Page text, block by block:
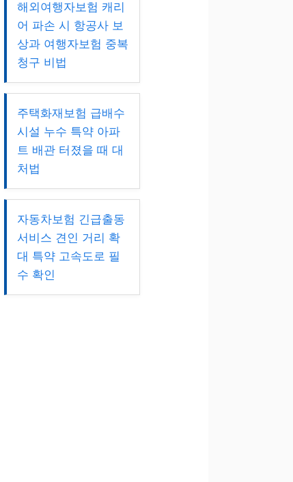
해외여행자보험 캐리
어 파손 시 항공사 보
상과 여행자보험 중복
청구 비법
주택화재보험 급배수
시설 누수 특약 아파
트 배관 터졌을 때 대
처법
자동차보험 긴급출동
서비스 견인 거리 확
대 특약 고속도로 필
수 확인